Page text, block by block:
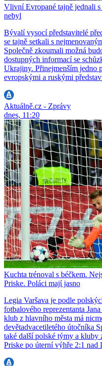
Vlivní Evropané tajně jednali
nebyl
Bývalí vysocí představitelé
se tajně setkali s
Společně zkoumali možná
dostupných informací se
Ukrajiny. Přinejmenším jedno
evropskými a ruskými
Aktuálně.cz - Zprávy
dnes, 11:20
Kuchta trénoval s béčkem.
Priske. Poláci mají jasno
Legia Varšava je podle
fotbalového reprezentanta
klub z hlavního města má
devětadvacetiletého útočníka
také další polské týmy a kluby
Priske po úterní výhře 2:1